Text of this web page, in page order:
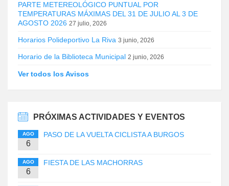
PARTE METEREOLÓGICO PUNTUAL POR
TEMPERATURAS MÁXIMAS DEL 31 DE JULIO AL 3 DE
AGOSTO 2026 27 julio, 2026
Horarios Polideportivo La Riva 3 junio, 2026
Horario de la Biblioteca Municipal 2 junio, 2026
Ver todos los Avisos
PRÓXIMAS ACTIVIDADES Y EVENTOS
AGO
6
PASO DE LA VUELTA CICLISTA A BURGOS
AGO
6
FIESTA DE LAS MACHORRAS